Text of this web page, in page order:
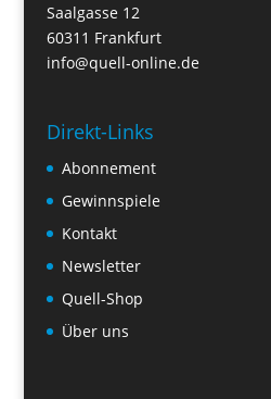
Saalgasse 12
60311 Frankfurt
info@quell-online.de
Direkt-Links
Abonnement
Gewinnspiele
Kontakt
Newsletter
Quell-Shop
Über uns